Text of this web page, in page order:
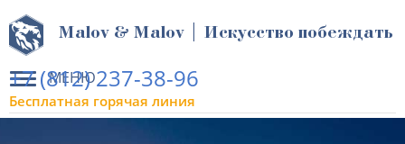
МЕНЮ
Malov & Malov | Искусство побеждать
+7 (812) 237-38-96
Бесплатная горячая линия